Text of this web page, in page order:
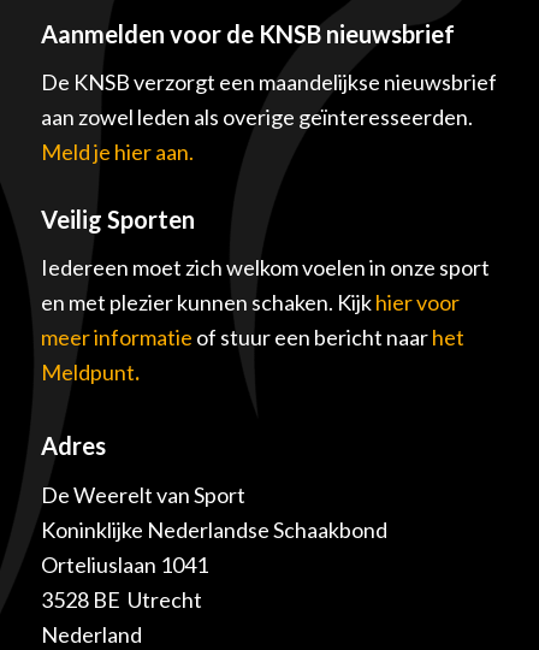
Aanmelden voor de KNSB nieuwsbrief
De KNSB verzorgt een maandelijkse nieuwsbrief
aan zowel leden als overige geïnteresseerden.
Meld je hier aan.
Veilig Sporten
Iedereen moet zich welkom voelen in onze sport
en met plezier kunnen schaken. Kijkhier voor
meer informatie of stuur een bericht naarhet
Meldpunt.
Adres
De Weerelt van Sport
Koninklijke Nederlandse Schaakbond
Orteliuslaan 1041
3528 BE Utrecht
Nederland